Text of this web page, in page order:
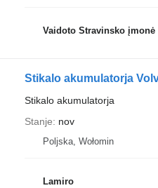
Vaidoto Stravinsko įmonė
Stikalo akumulatorja
Stanje
nov
Poljska, Wołomin
Lamiro